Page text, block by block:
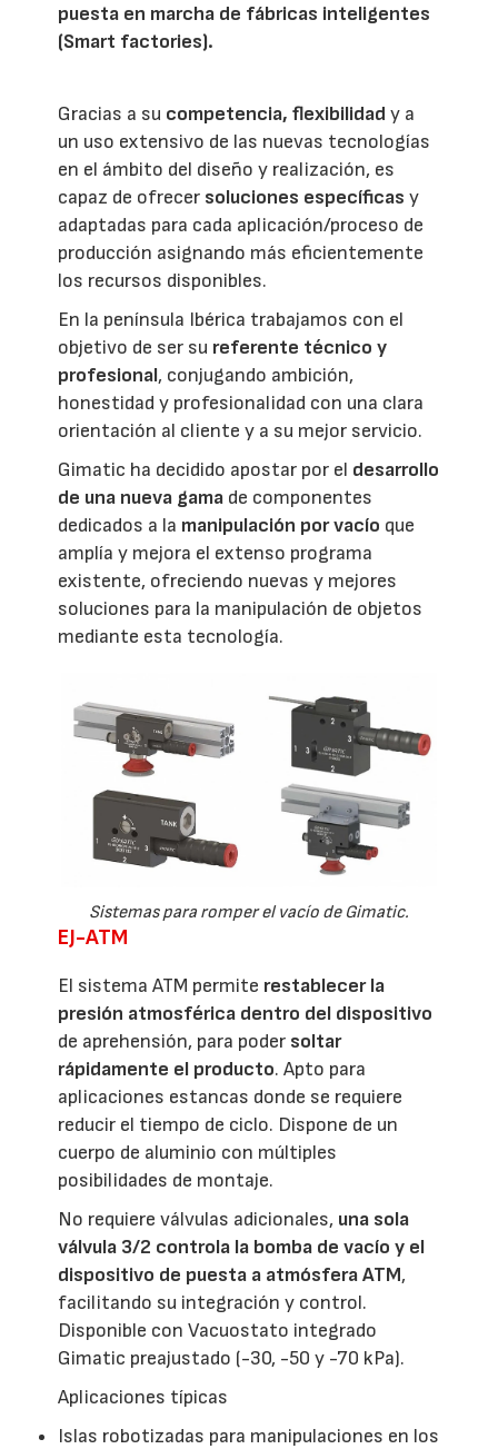
puesta en marcha de fábricas inteligentes
(Smart factories).
Gracias a su competencia, flexibilidad y a
un uso extensivo de las nuevas tecnologías
en el ámbito del diseño y realización, es
capaz de ofrecer soluciones específicasy
adaptadas para cada aplicación/proceso de
producción asignando más eficientemente
los recursos disponibles.
En la península Ibérica trabajamos con el
objetivo de ser su referente técnico y
profesional, conjugando ambición,
honestidad y profesionalidad con una clara
orientación al cliente y a su mejor servicio.
Gimatic ha decidido apostar por el desarrollo
de una nueva gama de componentes
dedicados a la manipulación por vacío que
amplía y mejora el extenso programa
existente, ofreciendo nuevas y mejores
soluciones para la manipulación de objetos
mediante esta tecnología.
Sistemas para romper el vacío de Gimatic.
EJ-ATM
El sistema ATM permite restablecer la
presión atmosférica dentro del dispositivo
de aprehensión, para poder soltar
rápidamente el producto. Apto para
aplicaciones estancas donde se requiere
reducir el tiempo de ciclo. Dispone de un
cuerpo de aluminio con múltiples
posibilidades de montaje.
No requiere válvulas adicionales, una sola
válvula 3/2 controla la bomba de vacío y el
dispositivo de puesta a atmósfera ATM,
facilitando su integración y control.
Disponible con Vacuostato integrado
Gimatic preajustado (-30, -50 y -70 kPa).
Aplicaciones típicas
Islas robotizadas para manipulaciones en los